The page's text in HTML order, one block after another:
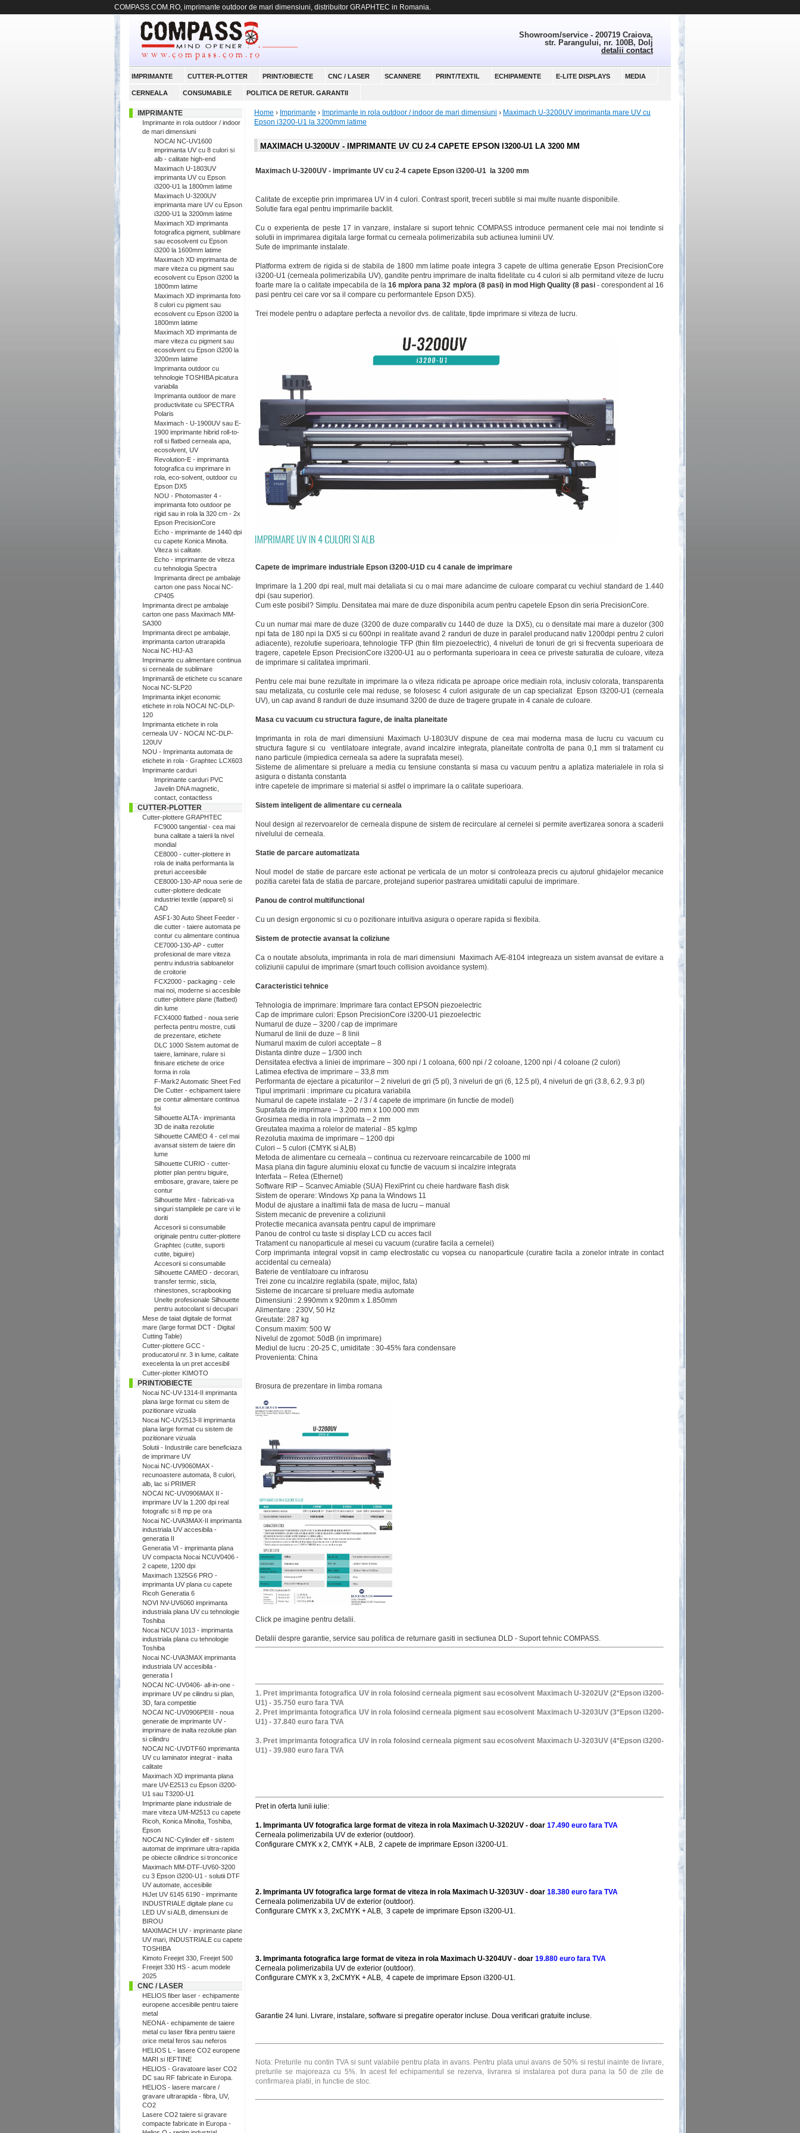
COMPASS.COM.RO, imprimante outdoor de mari dimensiuni, distribuitor GRAPHTEC in Romania.
Showroom/service - 200719 Craiova,
str. Parangului, nr. 100B, Dolj
detalii contact
IMPRIMANTE CUTTER-PLOTTER PRINT/OBIECTE CNC / LASER SCANNERE PRINT/TEXTIL ECHIPAMENTE E-LITE DISPLAYS MEDIA
CERNEALA CONSUMABILE POLITICA DE RETUR. GARANTII
IMPRIMANTE
Imprimante in rola outdoor / indoor
de mari dimensiuni
NOCAI NC-UV1600
imprimanta UV cu 8 culori si
alb - calitate high-end
Maximach U-1803UV
imprimanta UV cu Epson
i3200-U1 la 1800mm latime
Maximach U-3200UV
imprimanta mare UV cu Epson
i3200-U1 la 3200mm latime
Maximach XD imprimanta
fotografica pigment, sublimare
sau ecosolvent cu Epson
i3200 la 1600mm latime
Maximach XD imprimanta de
mare viteza cu pigment sau
ecosolvent cu Epson i3200 la
1800mm latime
Maximach XD imprimanta foto
8 culori cu pigment sau
ecosolvent cu Epson i3200 la
1800mm latime
Maximach XD imprimanta de
mare viteza cu pigment sau
ecosolvent cu Epson i3200 la
3200mm latime
Imprimanta outdoor cu
tehnologie TOSHIBA picatura
variabila
Imprimanta outdoor de mare
productivitate cu SPECTRA
Polaris
Maximach - U-1900UV sau E-
1900 imprimante hibrid roll-to-
roll si flatbed cerneala apa,
ecosolvent, UV
Revolution-E - imprimanta
fotografica cu imprimare in
rola, eco-solvent, outdoor cu
Epson DX5
NOU - Photomaster 4 -
imprimanta foto outdoor pe
rigid sau in rola la 320 cm - 2x
Epson PrecisionCore
Echo - imprimante de 1440 dpi
cu capete Konica Minolta.
Viteza si calitate.
Echo - imprimante de viteza
cu tehnologia Spectra
Imprimanta direct pe ambalaje
carton one pass Nocai NC-
CP405
Imprimanta direct pe ambalaje
carton one pass Maximach MM-
SA300
Imprimanta direct pe ambalaje,
imprimanta carton utrarapida
Nocai NC-HIJ-A3
Imprimante cu alimentare continua
si cerneala de sublimare
Imprimantă de etichete cu scanare
Nocai NC-SLP20
Imprimanta inkjet economic
etichete in rola NOCAI NC-DLP-
120
Imprimanta etichete in rola
cerneala UV - NOCAI NC-DLP-
120UV
NOU - Imprimanta automata de
etichete in rola - Graphtec LCX603
Imprimante carduri
Imprimante carduri PVC
Javelin DNA magnetic,
contact, contactless
CUTTER-PLOTTER
Cutter-plottere GRAPHTEC
FC9000 tangential - cea mai
buna calitate a taierii la nivel
mondial
CE8000 - cutter-plottere in
rola de inalta performanta la
preturi acceesibile
CE8000-130-AP noua serie de
cutter-plottere dedicate
industriei textile (apparel) si
CAD
ASF1-30 Auto Sheet Feeder -
die cutter - taiere automata pe
contur cu alimentare continua
CE7000-130-AP - cutter
profesional de mare viteza
pentru industria sabloanelor
de croitorie
FCX2000 - packaging - cele
mai noi, moderne si accesibile
cutter-plottere plane (flatbed)
din lume
FCX4000 flatbed - noua serie
perfecta pentru mostre, cutii
de prezentare, etichete
DLC 1000 Sistem automat de
taiere, laminare, rulare si
finisare etichete de orice
forma in rola
F-Mark2 Automatic Sheet Fed
Die Cutter - echipament taiere
pe contur alimentare continua
foi
Silhouette ALTA - imprimanta
3D de inalta rezolutie
Silhouette CAMEO 4 - cel mai
avansat sistem de taiere din
lume
Silhouette CURIO - cutter-
plotter plan pentru biguire,
embosare, gravare, taiere pe
contur
Silhouette Mint - fabricati-va
singuri stampilele pe care vi le
doriti
Accesorii si consumabile
originale pentru cutter-plottere
Graphtec (cutite, suporti
cutite, biguire)
Accesorii si consumabile
Silhouette CAMEO - decorari,
transfer termic, sticla,
rhinestones, scrapbooking
Unelte profesionale Silhouette
pentru autocolant si decupari
Mese de taiat digitale de format
mare (large format DCT - Digital
Cutting Table)
Cutter-plottere GCC -
producatorul nr. 3 in lume, calitate
execelenta la un pret accesibil
Cutter-plotter KIMOTO
PRINT/OBIECTE
Nocai NC-UV-1314-II imprimanta
plana large format cu sitem de
pozitionare vizuala
Nocai NC-UV2513-II imprimanta
plana large format cu sistem de
pozitionare vizuala
Solutii - Industriile care beneficiaza
de imprimare UV
Nocai NC-UV9060MAX -
recunoastere automata, 8 culori,
alb, lac si PRIMER
NOCAI NC-UV0906MAX II -
imprimare UV la 1.200 dpi real
fotografic si 8 mp pe ora
Nocai NC-UVA3MAX-II imprimanta
industriala UV accesibila -
generatia II
Generatia VI - imprimanta plana
UV compacta Nocai NCUV0406 -
2 capete, 1200 dpi
Maximach 1325G6 PRO -
imprimanta UV plana cu capete
Ricoh Generatia 6
NOVI NV-UV6060 imprimanta
industriala plana UV cu tehnologie
Toshiba
Nocai NCUV 1013 - imprimanta
industriala plana cu tehnologie
Toshiba
Nocai NC-UVA3MAX imprimanta
industriala UV accesibila -
generatia I
NOCAI NC-UV0406- all-in-one -
imprimare UV pe cilindru si plan,
3D, fara competitie
NOCAI NC-UV0906PEIII - noua
generatie de imprimante UV -
imprimare de inalta rezolutie plan
si cilindru
NOCAI NC-UVDTF60 imprimanta
UV cu laminator integrat - inalta
calitate
Maximach XD imprimanta plana
mare UV-E2513 cu Epson i3200-
U1 sau T3200-U1
Imprimante plane industriale de
mare viteza UM-M2513 cu capete
Ricoh, Konica Minolta, Toshiba,
Epson
NOCAI NC-Cylinder elf - sistem
automat de imprimare ultra-rapida
pe obiecte cilindrice si tronconice
Maximach MM-DTF-UV60-3200
cu 3 Epson i3200-U1 - solutii DTF
UV automate, accesibile
HiJet UV 6145 6190 - imprimante
INDUSTRIALE digitale plane cu
LED UV si ALB, dimensiuni de
BIROU
MAXIMACH UV - imprimante plane
UV mari, INDUSTRIALE cu capete
TOSHIBA
Kimoto Freejet 330, Freejet 500
Freejet 330 HS - acum modele
2025
CNC / LASER
HELIOS fiber laser - echipamente
europene accesibile pentru taiere
metal
NEONA - echipamente de taiere
metal cu laser fibra pentru taiere
orice metal feros sau neferos
HELIOS L - lasere CO2 europene
MARI si IEFTINE
HELIOS - Gravatoare laser CO2
DC sau RF fabricate in Europa.
HELIOS - lasere marcare /
gravare ultrarapida - fibra, UV,
CO2
Lasere CO2 taiere si gravare
compacte fabricate in Europa -
Home › Imprimante › Imprimante in rola outdoor / indoor de mari dimensiuni › Maximach U-3200UV imprimanta mare UV cu
Epson i3200-U1 la 3200mm latime
MAXIMACH U-3200UV - IMPRIMANTE UV CU 2-4 CAPETE EPSON I3200-U1 LA 3200 MM
Maximach U-3200UV - imprimante UV cu 2-4 capete Epson i3200-U1 la 3200 mm
Calitate de exceptie prin imprimarea UV in 4 culori. Contrast sporit, treceri subtile si mai multe nuante disponibile.
Solutie fara egal pentru imprimarile backlit.
Cu o experienta de peste 17 in vanzare, instalare si suport tehnic COMPASS introduce permanent cele mai noi tendinte si
solutii in imprimarea digitala large format cu cerneala polimerizabila sub actiunea luminii UV.
Sute de imprimante instalate.
Platforma extrem de rigida si de stabila de 1800 mm latime poate integra 3 capete de ultima generatie Epson PrecisionCore
i3200-U1 (cerneala polimerizabila UV), gandite pentru imprimare de inalta fidelitate cu 4 culori si alb permitand viteze de lucru
foarte mare la o calitate impecabila de la16 mp/ora pana 32 mp/ora (8 pasi) in mod High Quality (8 pasi - corespondent al 16
pasi pentru cei care vor sa il compare cu performantele Epson DX5).
Trei modele pentru o adaptare perfecta a nevoilor dvs. de calitate, tipde imprimare si viteza de lucru.
Capete de imprimare industriale Epson i3200-U1D cu 4 canale de imprimare
Imprimare la 1.200 dpi real, mult mai detaliata si cu o mai mare adancime de culoare comparat cu vechiul standard de 1.440
dpi (sau superior).
Cum este posibil? Simplu. Densitatea mai mare de duze disponibila acum pentru capetele Epson din seria PrecisionCore.
Cu un numar mai mare de duze (3200 de duze comparativ cu 1440 de duze la DX5), cu o densitate mai mare a duzelor (300
npi fata de 180 npi la DX5 si cu 600npi in realitate avand 2 randuri de duze in paralel producand nativ 1200dpi pentru 2 culori
adiacente), rezolutie superioara, tehnologie TFP (thin film piezoelectric), 4 niveluri de tonuri de gri si frecventa superioara de
tragere, capetele Epson PrecisionCore i3200-U1 au o performanta superioara in ceea ce priveste saturatia de culoare, viteza
de imprimare si calitatea imprimarii.
Pentru cele mai bune rezultate in imprimare la o viteza ridicata pe aproape orice mediain rola, inclusiv colorata, transparenta
sau metalizata, cu costurile cele mai reduse, se folosesc 4 culori asigurate de un cap specializat Epson I3200-U1 (cerneala
UV), un cap avand 8 randuri de duze insumand 3200 de duze de tragere grupate in 4 canale de culoare.
Masa cu vacuum cu structura fagure, de inalta planeitate
Imprimanta in rola de mari dimensiuni Maximach U-1803UV dispune de cea mai moderna masa de lucru cu vacuum cu
structura fagure si cu ventilatoare integrate, avand incalzire integrata, planeitate controlta de pana 0,1 mm si tratament cu
nano particule (impiedica cerneala sa adere la suprafata mesei).
Sisteme de alimentare si preluare a media cu tensiune constanta si masa cu vacuum pentru a aplatiza materialele in rola si
asigura o distanta constanta
intre capetele de imprimare si material si astfel o imprimare la o calitate superioara.
Sistem inteligent de alimentare cu cerneala
Noul design al rezervoarelor de cerneala dispune de sistem de recirculare al cernelei si permite avertizarea sonora a scaderii
nivelului de cerneala.
Statie de parcare automatizata
Noul model de statie de parcare este actionat pe verticala de un motor si controleaza precis cu ajutorul ghidajelor mecanice
pozitia caretei fata de statia de parcare, protejand superior pastrarea umiditatii capului de imprimare.
Panou de control multifunctional
Cu un design ergonomic si cu o pozitionare intuitiva asigura o operare rapida si flexibila.
Sistem de protectie avansat la coliziune
Ca o noutate absoluta, imprimanta in rola de mari dimensiuni Maximach A/E-8104 integreaza un sistem avansat de evitare a
coliziunii capului de imprimare (smart touch collision avoidance system).
Caracteristici tehnice
Tehnologia de imprimare: Imprimare fara contact EPSON piezoelectric
Cap de imprimare culori: Epson PrecisionCore i3200-U1 piezoelectric
Numarul de duze – 3200 / cap de imprimare
Numarul de linii de duze – 8 linii
Numarul maxim de culori acceptate – 8
Distanta dintre duze – 1/300 inch
Densitatea efectiva a liniei de imprimare – 300 npi / 1 coloana, 600 npi / 2 coloane, 1200 npi / 4 coloane (2 culori)
Latimea efectiva de imprimare – 33,8 mm
Performanta de ejectare a picaturilor – 2 niveluri de gri (5 pl), 3 niveluri de gri (6, 12.5 pl), 4 niveluri de gri (3.8, 6.2, 9.3 pl)
Tipul imprimarii : imprimare cu picatura variabila
Numarul de capete instalate – 2 / 3 / 4 capete de imprimare (in functie de model)
Suprafata de imprimare – 3.200 mm x 100.000 mm
Grosimea media in rola imprimata – 2 mm
Greutatea maxima a rolelor de material - 85 kg/mp
Rezolutia maxima de imprimare – 1200 dpi
Culori – 5 culori (CMYK si ALB)
Metoda de alimentare cu cerneala – continua cu rezervoare reincarcabile de 1000 ml
Masa plana din fagure aluminiu eloxat cu functie de vacuum si incalzire integrata
Interfata – Retea (Ethernet)
Software RIP – Scanvec Amiable (SUA) FlexiPrint cu cheie hardware flash disk
Sistem de operare: Windows Xp pana la Windows 11
Modul de ajustare a inaltimii fata de masa de lucru – manual
Sistem mecanic de prevenire a coliziunii
Protectie mecanica avansata pentru capul de imprimare
Panou de control cu taste si display LCD cu acces facil
Tratament cu nanoparticule al mesei cu vacuum (curatire facila a cernelei)
Corp imprimanta integral vopsit in camp electrostatic cu vopsea cu nanoparticule (curatire facila a zonelor intrate in contact
accidental cu cerneala)
Baterie de ventilatoare cu infrarosu
Trei zone cu incalzire reglabila (spate, mijloc, fata)
Sisteme de incarcare si preluare media automate
Dimensiuni : 2.990mm x 920mm x 1.850mm
Alimentare : 230V, 50 Hz
Greutate: 287 kg
Consum maxim: 500 W
Nivelul de zgomot: 50dB (in imprimare)
Mediul de lucru : 20-25 C, umiditate : 30-45% fara condensare
Provenienta: China
Brosura de prezentare in limba romana
Click pe imagine pentru detalii.
Detalii despre garantie, service sau politica de returnare gasiti in sectiunea DLD - Suport tehnic COMPASS.
1. Pret imprimanta fotografica UV in rola folosind cerneala pigment sau ecosolvent Maximach U-3202UV (2*Epson i3200-
U1) - 35.750 euro fara TVA
2. Pret imprimanta fotografica UV in rola folosind cerneala pigment sau ecosolvent Maximach U-3203UV (3*Epson i3200-
U1) - 37.840 euro fara TVA
3. Pret imprimanta fotografica UV in rola folosind cerneala pigment sau ecosolvent Maximach U-3203UV (4*Epson i3200-
U1) - 39.980 euro fara TVA
Pret in oferta lunii iulie:
1. Imprimanta UV fotografica large format de viteza in rola Maximach U-3202UV - doar 17.490 euro fara TVA
Cerneala polimerizabila UV de exterior (outdoor).
Configurare CMYK x 2, CMYK + ALB, 2 capete de imprimare Epson i3200-U1.
2. Imprimanta UV fotografica large format de viteza in rola Maximach U-3203UV - doar 18.380 euro fara TVA
Cerneala polimerizabila UV de exterior (outdoor).
Configurare CMYK x 3, 2xCMYK + ALB, 3 capete de imprimare Epson i3200-U1.
3. Imprimanta fotografica large format de viteza in rola Maximach U-3204UV - doar 19.880 euro fara TVA
Cerneala polimerizabila UV de exterior (outdoor).
Configurare CMYK x 3, 2xCMYK + ALB, 4 capete de imprimare Epson i3200-U1.
Garantie 24 luni. Livrare, instalare, software si pregatire operator incluse. Doua verificari gratuite incluse.
Nota: Preturile nu contin TVA si sunt valabile pentru plata in avans. Pentru plata unui avans de 50% si restul inainte de livrare,
preturile se majoreaza cu 5%. In acest fel echipamentul se rezerva, livrarea si instalarea pot dura pana la 50 de zile de
confirmarea platii, in functie de stoc.